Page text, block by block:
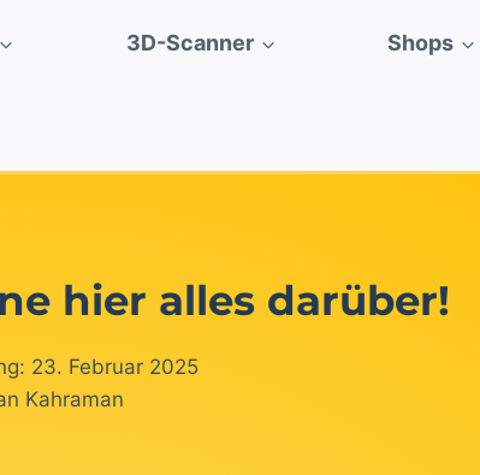
3D-Scanner Shops
hier alles darüber!
23. Februar 2025
Kahraman